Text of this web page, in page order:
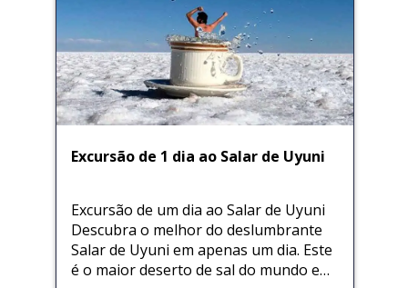
Excursão de 1 dia ao Salar de Uyuni
Excursão de um dia ao Salar de Uyuni
Descubra o melhor do deslumbrante
Salar de Uyuni em apenas um dia. Este
é o maior deserto de sal do mundo e…